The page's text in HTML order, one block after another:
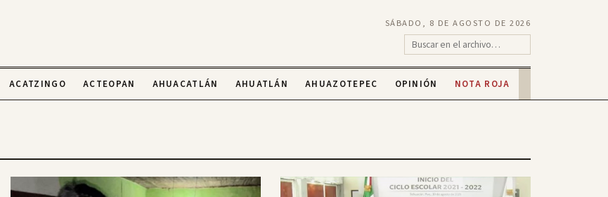
SÁBADO, 8 DE AGOSTO DE 2026
ACATZINGO ACTEOPAN AHUACATLÁN AHUATLÁN AHUAZOTEPEC OPINIÓN NOTA ROJA